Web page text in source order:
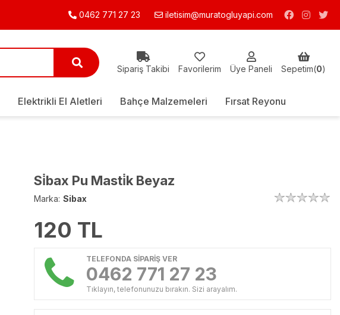
0462 771 27 23 iletisim@muratogluyapi.com
Sipariş Takibi Favorilerim Üye Paneli Sepetim(0)
Elektrikli El Aletleri Bahçe Malzemeleri Fırsat Reyonu
Si̇bax Pu Masti̇k Beyaz
Marka: Sibax
120 TL
TELEFONDA SİPARİŞ VER
0462 771 27 23
Tıklayın, telefonunuzu bırakın. Sizi arayalım.